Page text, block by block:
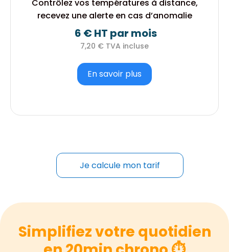
Contrôlez vos températures à distance,
recevez une alerte en cas d’anomalie
6 € HT par mois
7,20 € TVA incluse
En savoir plus
Je calcule mon tarif
Simplifiez votre quotidien